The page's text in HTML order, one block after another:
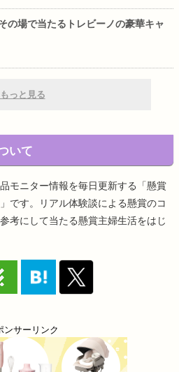
の場で当たるトレビーノの豪華キャ
もっと見る
いて
モニター情報を毎日更新する「懸賞
です。リアル体験談による懸賞のコ
考にして当たる懸賞主婦生活をはじ
ンサーリンク